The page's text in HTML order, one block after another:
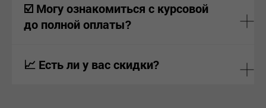
☑️ Могу ознакомиться с курсовой
до полной оплаты?
📈 Есть ли у вас скидки?